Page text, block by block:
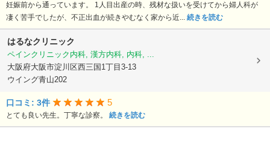
妊娠前から通っています。 1人目出産の時、残材な扱いを受けてから婦人科が
凄く苦手でしたが、不正出血が続きやむなく家から近... 続きを読む
はるなクリニック
ペインクリニック内科, 漢方内科, 内科, ...
大阪府大阪市淀川区西三国1丁目3-13
ウイング青山202
口コミ: 3件 5
とても良い先生。丁寧な診察。 続きを読む